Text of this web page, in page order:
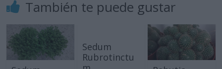
También te puede gustar
Sedum
Rubrotinctu